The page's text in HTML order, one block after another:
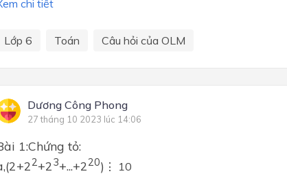
chi tiết
Lớp 6 Toán Câu hỏi của OLM
Dương Công Phong
27 tháng 10 2023 lúc 14:06
1:Chứng tỏ:
2+23+...+220) ⋮ 10